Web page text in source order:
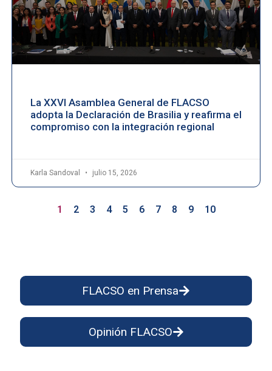
La XXVI Asamblea General de FLACSO
adopta la Declaración de Brasilia y reafirma el
compromiso con la integración regional
Karla Sandoval julio 15, 2026
1 2 3 4 5 6 7 8 9 10
FLACSO en Prensa
Opinión FLACSO